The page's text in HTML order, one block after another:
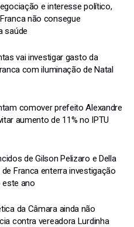
e interesse político,
não consegue
saúde
vai investigar gasto da
com iluminação de Natal
comover prefeito Alexandre
aumento de 11% no IPTU
de Gilson Pelizaro e Della
Franca enterra investigação
ano
da Câmara ainda não
contra vereadora Lurdinha